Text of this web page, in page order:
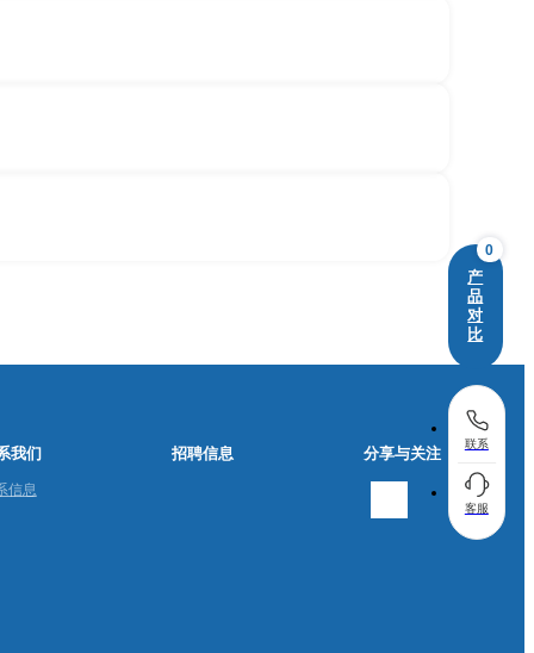
我们
信息
招聘信息 分享与关注
0
产
品
对
比
联系
客服